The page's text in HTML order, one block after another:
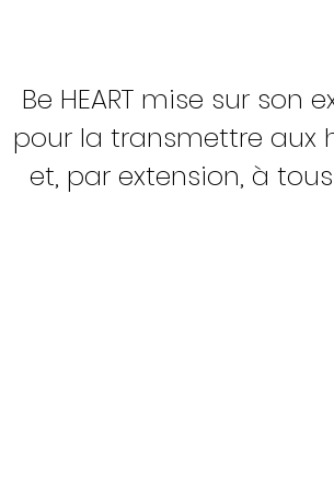
Be HEART mise sur
pour la transmettre aux
et, par extension, à